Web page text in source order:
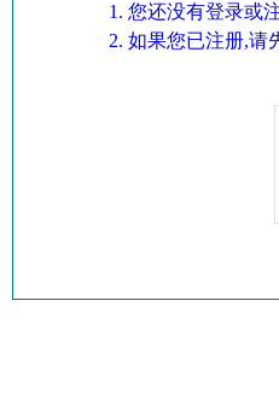
您还没有登录或
如果您已注册,请